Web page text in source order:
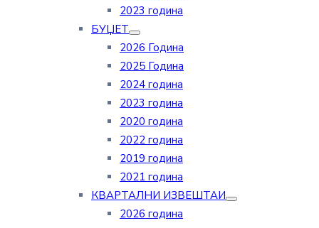
2023 година
БУЏЕТ
2026 Година
2025 Година
2024 година
2023 година
2020 година
2022 година
2019 година
2021 година
КВАРТАЛНИ ИЗВЕШТАИ
2026 година